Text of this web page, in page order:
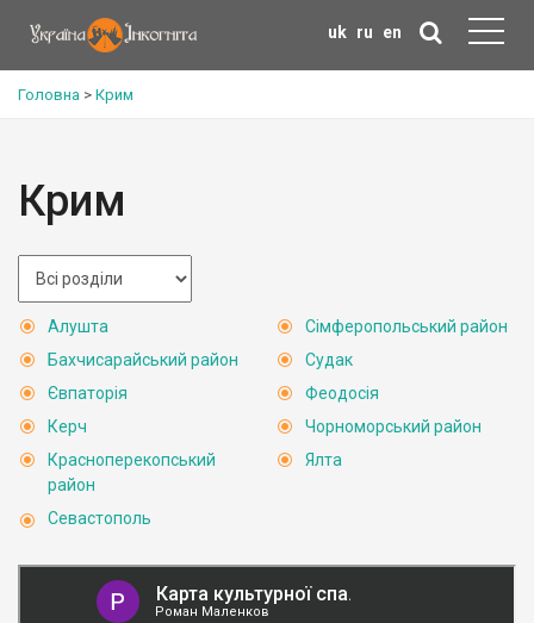
uk ru en
Головна > Крим
Крим
Алушта
Бахчисарайський район
Євпаторія
Керч
Красноперекопський
район
Севастополь
Сімферопольський район
Судак
Феодосія
Чорноморський район
Ялта